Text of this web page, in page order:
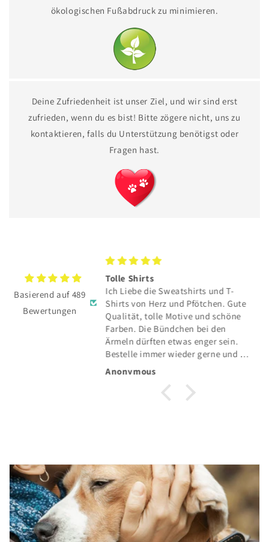
ökologischen Fußabdruck zu minimieren.
Deine Zufriedenheit ist unser Ziel, und wir sind erst
zufrieden, wenn du es bist! Bitte zögere nicht, uns zu
kontaktieren, falls du Unterstützung benötigst oder
Fragen hast.
Basierend auf 489
Bewertungen
hat sich total
Tolle Shirts
Ich Liebe die Sweatshirts und T-
Shirts von Herz und Pfötchen. Gute
Qualität, tolle Motive und schöne
Farben. Die Bündchen bei den
Ärmeln dürften etwas enger sein.
Bestelle immer wieder gerne und die
Lieferung in die Schweiz klappt auch
Anonymous